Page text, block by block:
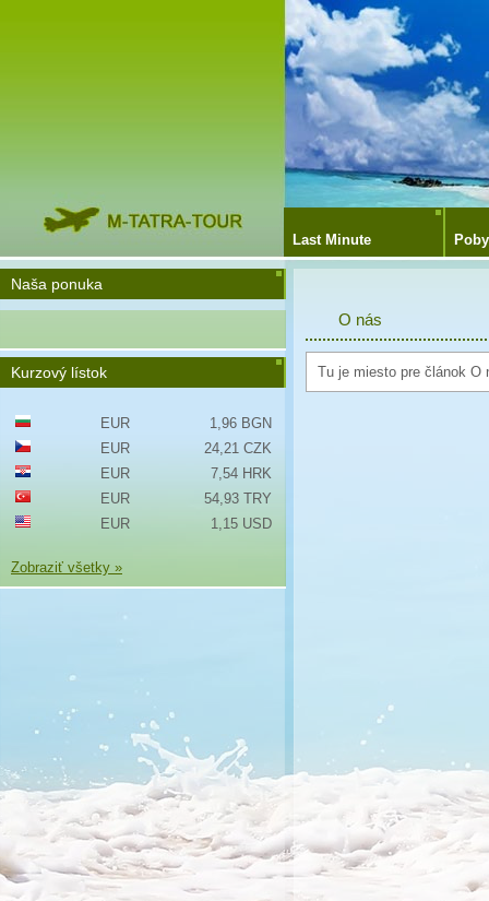
Last Minute
O nás
Tu je miesto pre článok O
Naša ponuka
Kurzový lístok
EUR
1,96 BGN
EUR
24,21 CZK
EUR
7,54 HRK
EUR
54,93 TRY
EUR
1,15 USD
Zobraziť všetky »